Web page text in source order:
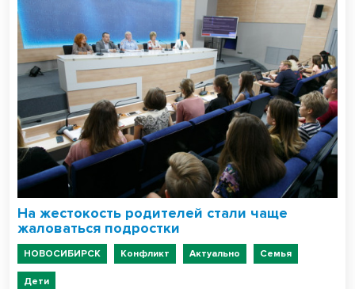
На жестокость родителей стали чаще
жаловаться подростки
НОВОСИБИРСК Конфликт Актуально Семья
Дети